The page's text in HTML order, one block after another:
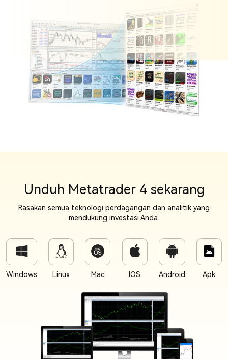
Unduh Metatrader 4 sekarang
Rasakan semua teknologi perdagangan dan analitik yang
mendukung investasi Anda.
Windows Linux Mac IOS Android Apk